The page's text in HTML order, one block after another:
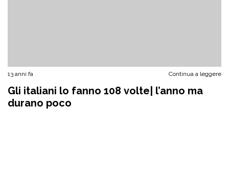
13 anni fa Continua a leggere
Gli italiani lo fanno 108 volte| l’anno ma
durano poco